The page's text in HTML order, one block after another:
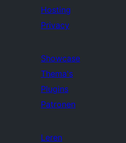
Hosting
Privacy
Showcase
Thema's
Plugins
Patronen
Leren